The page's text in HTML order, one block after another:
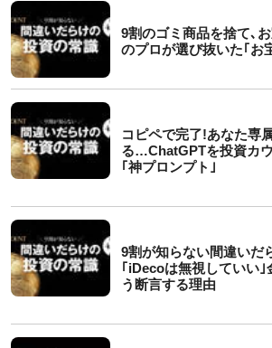
9割のゴミ商品を捨て､
のプロが選び抜いた｢お
コピペで完了!あなた専
る…ChatGPTを投資カ
｢神プロンプト｣
9割が知らない間違いだ
｢iDecoは無視していい
う断言する理由